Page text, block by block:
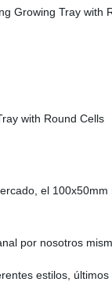
el
por nosotros
estilos,